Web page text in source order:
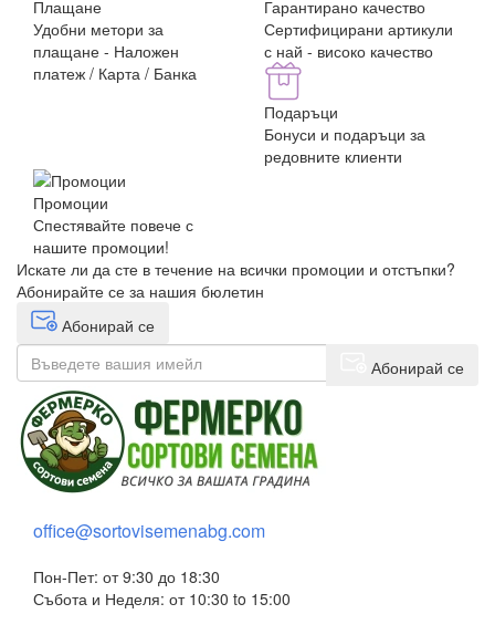
Плащане
Удобни метори за
плащане - Наложен
платеж / Карта / Банка
Гарантирано качество
Сертифицирани артикули
с най - високо качество
Подаръци
Бонуси и подаръци за
редовните клиенти
Промоции
Спестявайте повече с
нашите промоции!
Искате ли да сте в течение на всички промоции и отстъпки?
Абонирайте се за нашия бюлетин
Абонирай се
Абонирай се
office@sortovisemenabg.com
Пон-Пет: от 9:30 до 18:30
Събота и Неделя: от 10:30 to 15:00